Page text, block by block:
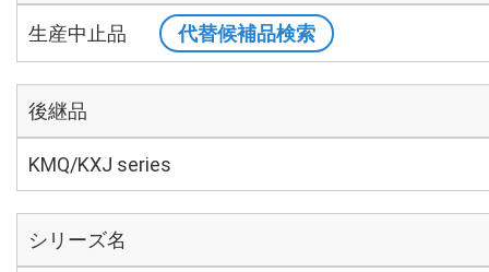
生産中止品 代替候補品検索
後継品
KMQ/KXJ series
シリーズ名